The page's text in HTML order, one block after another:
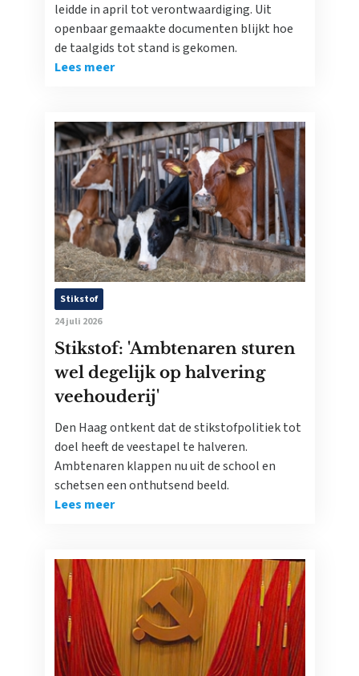
leidde in april tot verontwaardiging. Uit
openbaar gemaakte documenten blijkt hoe
de taalgids tot stand is gekomen.
Lees meer
Stikstof
24 juli 2026
Stikstof: 'Ambtenaren sturen
wel degelijk op halvering
veehouderij'
Den Haag ontkent dat de stikstofpolitiek tot
doel heeft de veestapel te halveren.
Ambtenaren klappen nu uit de school en
schetsen een onthutsend beeld.
Lees meer